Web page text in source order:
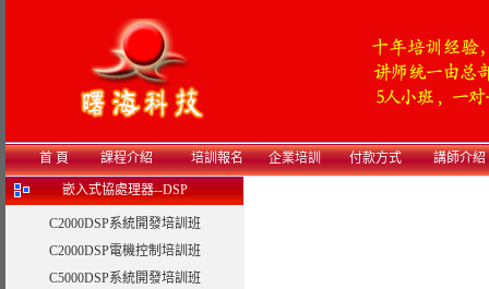
首 頁 課程介紹 培訓報名 企業培訓 付款方式 講師介紹
嵌入式協處理器--DSP
C2000DSP系統開發培訓班
C2000DSP電機控制培訓班
C5000DSP系統開發培訓班